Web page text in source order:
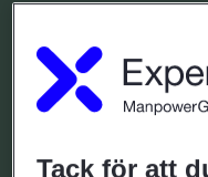
Telefontider
Tack för att